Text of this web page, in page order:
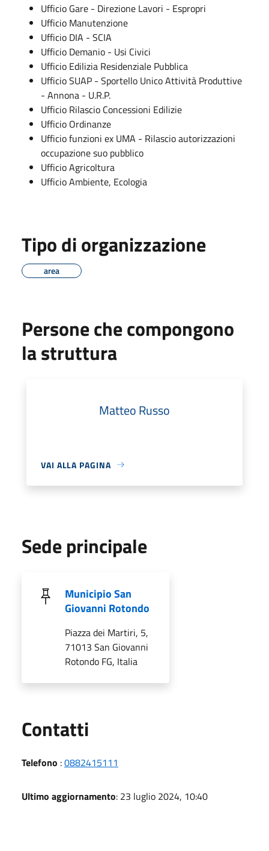
Ufficio Gare - Direzione Lavori - Espropri
Ufficio Manutenzione
Ufficio DIA - SCIA
Ufficio Demanio - Usi Civici
Ufficio Edilizia Residenziale Pubblica
Ufficio SUAP - Sportello Unico Attività Produttive
- Annona - U.R.P.
Ufficio Rilascio Concessioni Edilizie
Ufficio Ordinanze
Ufficio funzioni ex UMA - Rilascio autorizzazioni
occupazione suo pubblico
Ufficio Agricoltura
Ufficio Ambiente, Ecologia
Tipo di organizzazione
area
Persone che compongono
la struttura
Matteo Russo
VAI ALLA PAGINA
Sede principale
Municipio San
Giovanni Rotondo
Piazza dei Martiri, 5,
71013 San Giovanni
Rotondo FG, Italia
Contatti
Telefono :0882415111
Ultimo aggiornamento: 23 luglio 2024, 10:40